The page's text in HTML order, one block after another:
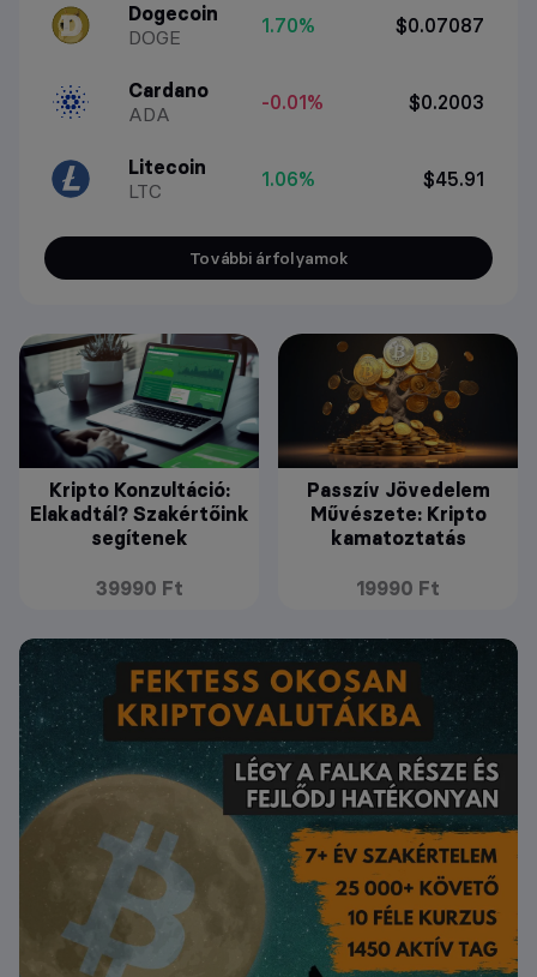
Dogecoin
DOGE
1.70% $0.07087
Cardano
ADA
-0.01% $0.2003
Litecoin
LTC
1.06% $45.91
További árfolyamok
Kripto Konzultáció:
Elakadtál? Szakértőink
segítenek
39990 Ft
Passzív Jövedelem
Művészete: Kripto
kamatoztatás
19990 Ft